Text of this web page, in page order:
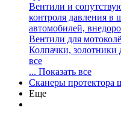
Вентили и
контроля давления в
автомобилей,
Вентили для
Колпачки, золотники
все
... Показать все
Сканеры протектора
Еще